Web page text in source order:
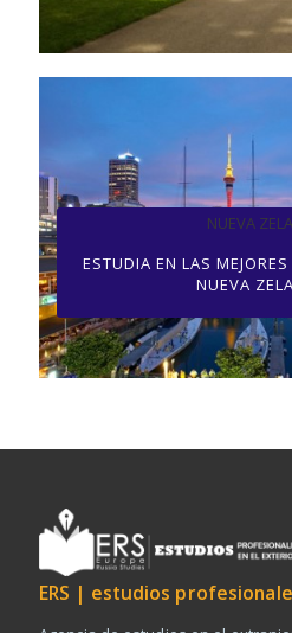
NUEVA
ESTUDIA EN LAS
NUEVA
ERS | estudios